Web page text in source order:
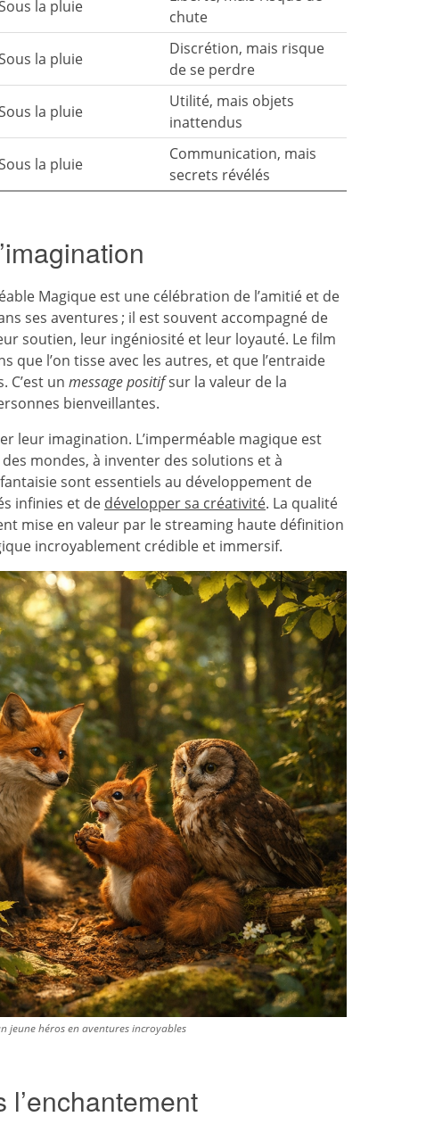
la pluie
chute
la pluie
Discrétion, mais risque
de se perdre
la pluie
Utilité, mais objets
inattendus
la pluie
Communication, mais
secrets révélés
Magique est une célébration de l’amitié et de
ses aventures ; il est souvent accompagné de
soutien, leur ingéniosité et leur loyauté. Le film
l’on tisse avec les autres, et que l’entraide
C’est un message positifsur la valeur de la
bienveillantes.
leur imagination. L’imperméable magique est
mondes, à inventer des solutions et à
sont essentiels au développement de
infinies et de développer sa créativité. La qualité
mise en valeur par le streaming haute définition
incroyablement crédible et immersif.
jeune héros en aventures incroyables